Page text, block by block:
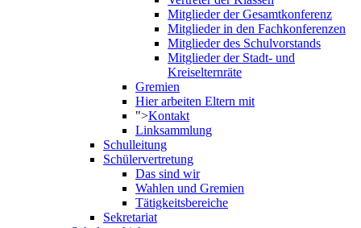
Mitglieder der Gesamtkonferenz
Mitglieder in den Fachkonferenzen
Mitglieder des Schulvorstands
Mitglieder der Stadt- und
Kreiselternräte
Gremien
Hier arbeiten Eltern mit
">Kontakt
Linksammlung
Schulleitung
Schülervertretung
Das sind wir
Wahlen und Gremien
Tätigkeitsbereiche
Sekretariat